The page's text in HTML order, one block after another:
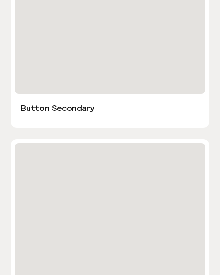
Button Secondary